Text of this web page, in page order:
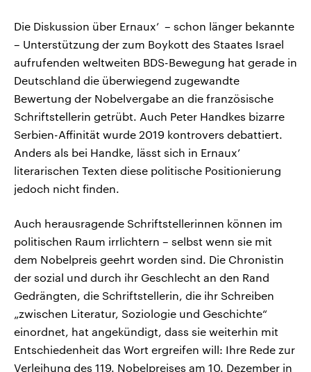
Die Diskussion über Ernaux’ – schon länger bekannte
– Unterstützung der zum Boykott des Staates Israel
aufrufenden weltweiten BDS-Bewegung hat gerade in
Deutschland die überwiegend zugewandte
Bewertung der Nobelvergabe an die französische
Schriftstellerin getrübt. Auch Peter Handkes bizarre
Serbien-Affinität wurde 2019 kontrovers debattiert.
Anders als bei Handke, lässt sich in Ernaux’
literarischen Texten diese politische Positionierung
jedoch nicht finden.
Auch herausragende Schriftstellerinnen können im
politischen Raum irrlichtern – selbst wenn sie mit
dem Nobelpreis geehrt worden sind. Die Chronistin
der sozial und durch ihr Geschlecht an den Rand
Gedrängten, die Schriftstellerin, die ihr Schreiben
„zwischen Literatur, Soziologie und Geschichte“
einordnet, hat angekündigt, dass sie weiterhin mit
Entschiedenheit das Wort ergreifen will: Ihre Rede zur
Verleihung des 119. Nobelpreises am 10. Dezember in